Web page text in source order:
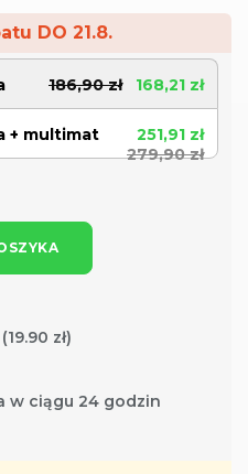
DO 21.8.
168,21 zł
186,90 zł
+ multimat
251,91 zł
279,90 zł
zł)
w ciągu 24 godzin